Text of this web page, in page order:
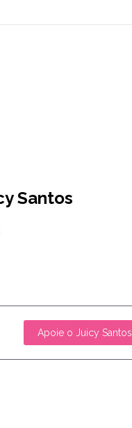
Santos
Apoie o Juicy Santos